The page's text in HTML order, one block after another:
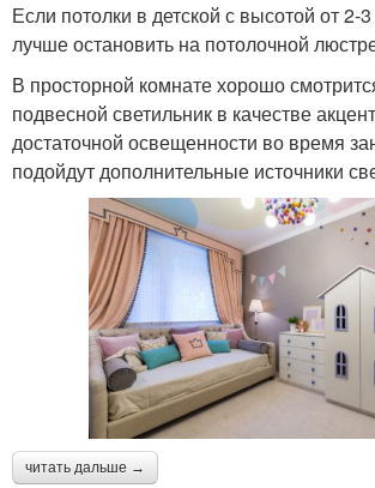
Если потолки в детской с высотой от 2-
лучше остановить на потолочной
В просторной комнате хорошо
подвесной светильник в качестве
достаточной освещенности во время
подойдут дополнительные источники
читать дальше →